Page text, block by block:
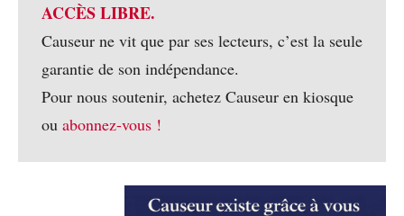
ACCÈS LIBRE.
Causeur ne vit que par ses lecteurs, c’est la seule
garantie de son indépendance.
Pour nous soutenir, achetez Causeur en kiosque
ou abonnez-vous !